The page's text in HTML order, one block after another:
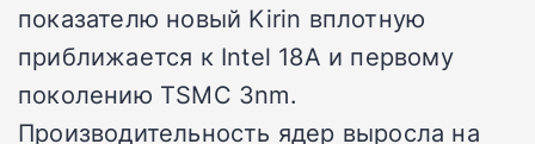
показателю новый Kirin вплотную
приближается к Intel 18A и первому
поколению TSMC 3nm.
Производительность ядер выросла на